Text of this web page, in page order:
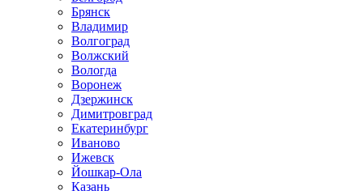
Брянск
Владимир
Волгоград
Волжский
Вологда
Воронеж
Дзержинск
Димитровград
Екатеринбург
Иваново
Ижевск
Йошкар-Ола
Казань